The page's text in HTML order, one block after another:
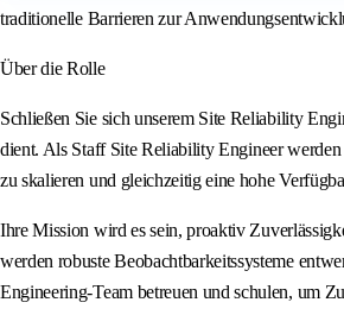
traditionelle Barrieren zur
Über die Rolle
Schließen Sie sich unserem Site Reliability
dient. Als Staff Site Reliability Engineer
zu skalieren und gleichzeitig eine hohe
Ihre Mission wird es sein, proaktiv
werden robuste Beobachtbarkeitssysteme
Engineering-Team betreuen und schulen, um